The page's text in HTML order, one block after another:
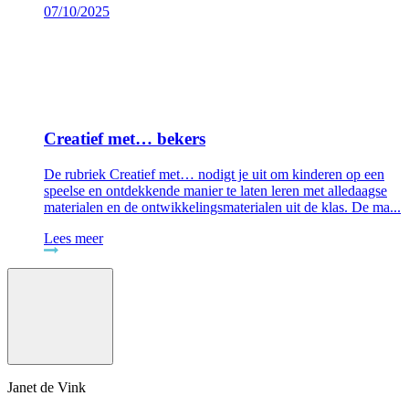
07/10/2025
Creatief met… bekers
De rubriek Creatief met… nodigt je uit om kinderen op een
speelse en ontdekkende manier te laten leren met alledaagse
materialen en de ontwikkelingsmaterialen uit de klas. De ma...
Lees meer
Janet de Vink